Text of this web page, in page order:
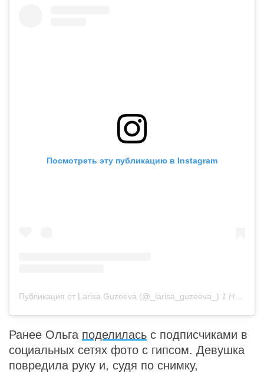
Посмотреть эту публикацию в Instagram
Публикация от Larisa Guzeeva (@_larisa_guzeeva_) 1 Ноя 2019 в 3:55 PDT
Ранее Ольга поделилась с подписчиками в
социальных сетях фото с гипсом. Девушка
повредила руку и, судя по снимку,